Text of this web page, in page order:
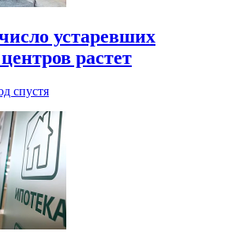
устаревших
растет
спустя